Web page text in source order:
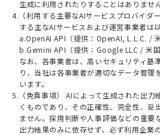
生成に利用されたりすることはありません
4.（利用する主要なAIサービスプロバイダ
する主なAIサービスおよび運営事業者は
a.OpenAI API（提供：OpenAI, L.L.C. / 米
b.Gemini API（提供：Google LLC / 米国
なお、各事業者は、高いセキュリティ基
り、当社は各事業者が適切なデータ管理
います。
5.（免責事項） AIによって生成された出力
くものであり、その正確性、完全性、妥
ません。採用判断や人事評価などの重要
出力結果のみに依存せず、必ず利用企業